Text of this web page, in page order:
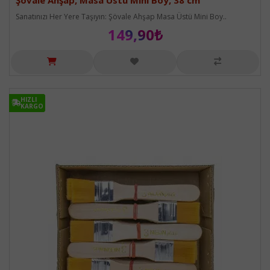
Sanatınızı Her Yere Taşıyın: Şövale Ahşap Masa Üstü Mini Boy..
149,90₺
HIZLI
KARGO
HIZLI
KARGO